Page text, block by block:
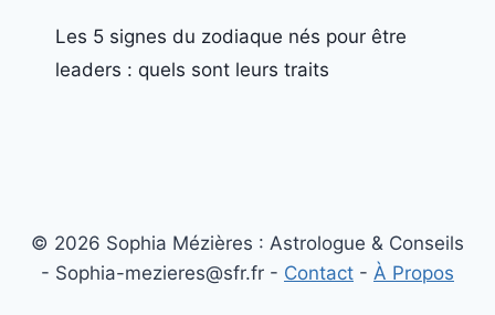
Les 5 signes du zodiaque nés pour être
leaders : quels sont leurs traits
© 2026 Sophia Mézières : Astrologue & Conseils
- Sophia-mezieres@sfr.fr - Contact - À Propos